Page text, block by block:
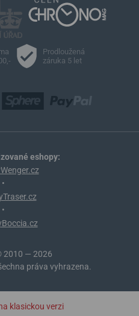
Prodloužená
záruka 5 let
eshopy:
•
•
2010 — 2026
práva vyhrazena.
klasickou verzi